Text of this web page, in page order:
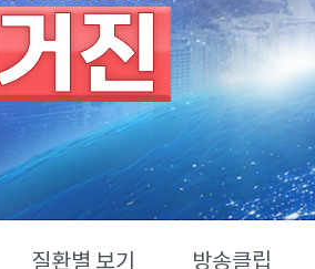
질환별 보기 방송클립